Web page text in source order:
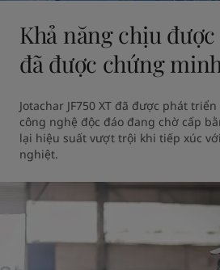
Khả năng chịu
đã được chứng minh
Jotachar JF750 XT đã được phát
công nghệ độc đáo đang chờ cấp
lại hiệu suất vượt trội khi tiếp xúc
nghiệt.